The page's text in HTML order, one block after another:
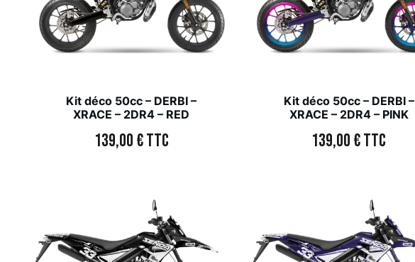
Kit déco 50cc – DERBI –
XRACE – 2DR4 – RED
139,00€TTC
Kit déco 50cc – DERBI –
XRACE – 2DR4 – PINK
139,00€TTC